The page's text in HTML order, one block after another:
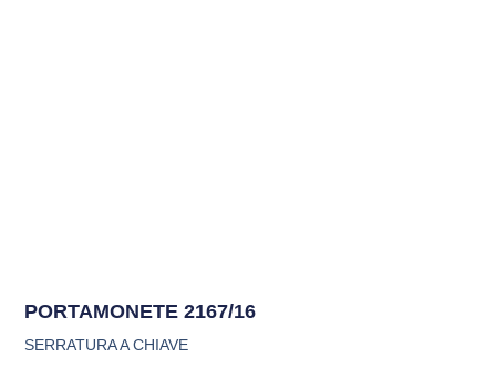
PORTAMONETE 2167/16
SERRATURA A CHIAVE